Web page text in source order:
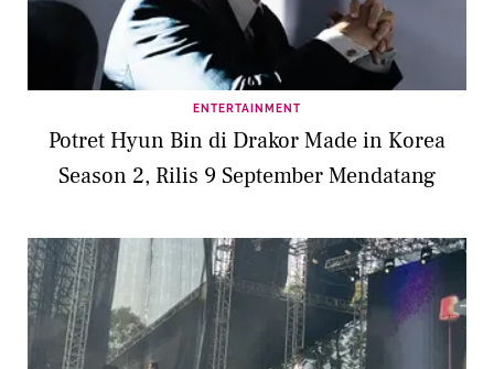
ENTERTAINMENT
Potret Hyun Bin di Drakor Made in Korea
Season 2, Rilis 9 September Mendatang